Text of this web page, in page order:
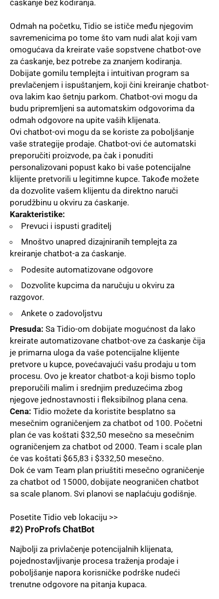
ćaskanje bez kodiranja.
Odmah na početku, Tidio se ističe među njegovim
savremenicima po tome što vam nudi alat koji vam
omogućava da kreirate vaše sopstvene chatbot-ove
za ćaskanje, bez potrebe za znanjem kodiranja.
Dobijate gomilu templejta i intuitivan program sa
prevlačenjem i ispuštanjem, koji čini kreiranje chatbot-
ova lakim kao šetnju parkom. Chatbot-ovi mogu da
budu pripremlјeni sa automatskim odgovorima da
odmah odgovore na upite vaših klijenata.
Ovi chatbot-ovi mogu da se koriste za pobolјšanje
vaše strategije prodaje. Chatbot-ovi će automatski
preporučiti proizvode, pa čak i ponuditi
personalizovani popust kako bi vaše potencijalne
klijente pretvorili u legitimne kupce. Takođe možete
da dozvolite vašem klijentu da direktno naruči
porudžbinu u okviru za ćaskanje.
Karakteristike:
Prevuci i ispusti graditelј
Mnoštvo unapred dizajniranih templejta za
kreiranje chatbot-a za ćaskanje.
Podesite automatizovane odgovore
Dozvolite kupcima da naručuju u okviru za
razgovor.
Ankete o zadovolјstvu
Presuda: Sa Tidio-om dobijate mogućnost da lako
kreirate automatizovane chatbot-ove za ćaskanje čija
je primarna uloga da vaše potencijalne klijente
pretvore u kupce, povećavajući vašu prodaju u tom
procesu. Ovo je kreator chatbot-a koji bismo toplo
preporučili malim i srednjim preduzećima zbog
njegove jednostavnosti i fleksibilnog plana cena.
Cena: Tidio možete da koristite besplatno sa
mesečnim ograničenjem za chatbot od 100. Početni
plan će vas koštati $32,50 mesečno sa mesečnim
ograničenjem za chatbot od 2000. Team i scale plan
će vas koštati $65,83 i $332,50 mesečno.
Dok će vam Team plan priuštiti mesečno ograničenje
za chatbot od 15000, dobijate neograničen chatbot
sa scale planom. Svi planovi se naplaćuju godišnje.
Posetite Tidio veb lokaciju >>
#2) ProProfs ChatBot
Najbolјi za privlačenje potencijalnih klijenata,
pojednostavlјivanje procesa traženja prodaje i
pobolјšanje napora korisničke podrške nudeći
trenutne odgovore na pitanja kupaca.